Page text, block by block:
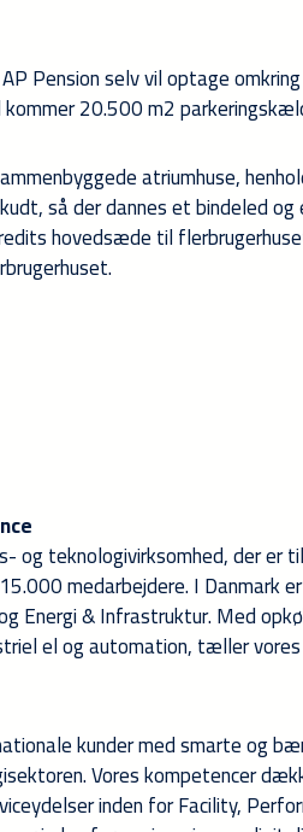
Pension selv vil optage
20.500 m2
atriumhuse,
så der dannes et bindeled
hovedsæde til
og teknologivirksomhed, der
medarbejdere. I Danmark
Energi & Infrastruktur. Med
el og automation, tæller
kunder med smarte og
Vores kompetencer
inden for Facility,